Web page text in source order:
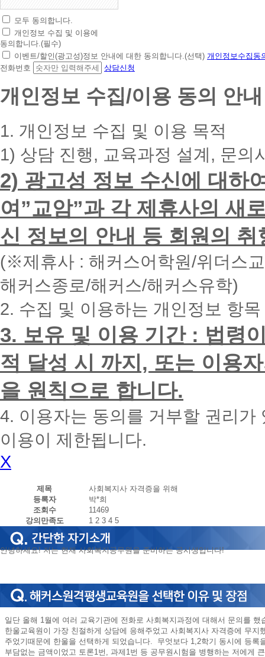
초
간
편
상
담
청
대
폰
입
력
시
면
빠
른
간
내
에
화
드
리
겠
습
니
다.
모두 동의합니다.
개인정보 수집 및 이용에
동의합니다.(필수)
이벤트/할인(광고성)정보 안내에 대한 동의합니다.(선택) 개인정보수집동
전화번호
상담신청
개인정보 수집/이용 동의 안내
1. 개인정보 수집 및 이용 목적
1) 상담 진행, 교육과정 설계, 문의
2) 광고성 정보 수신에 대하
여”교암”과 각 제휴사의 새
신 정보의 안내 등 회원의
(※제휴사 : 해커스어학원/위더스
해커스종로/해커스/해커스유학)
2. 수집 및 이용하는 개인정보 항
3. 보유 및 이용 기간 : 법령
적 달성 시 까지, 또는 이용
을 원칙으로 합니다.
4. 이용자는 동의를 거부할 권리
이용이 제한됩니다.
X
제목
사회복지사 자격증을 위해
등록자
박*희
조회수
11469
강의만족도
1 2 3 4 5
안녕하세요! 저는 현재 사회복지공무원을 준비하는 공시생입니다!
일단 올해 1월에 여러 교육기관에 전화로 사회복지과정에 대해서 문의를 했
한울교육원이 가장 친절하게 상담에 응해주었고 사회복지사 자격증에 무지
주었기때문에 한울을 선택하게 되었습니다. 무엇보다 1,2학기 동시에 등록
부담없는 금액이었고 토론1번, 과제1번 등 공무원시험을 병행하는 저에게